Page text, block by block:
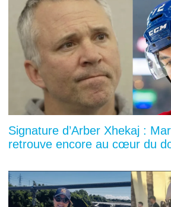
Signature d’Arber Xhekaj :
retrouve encore au cœur du